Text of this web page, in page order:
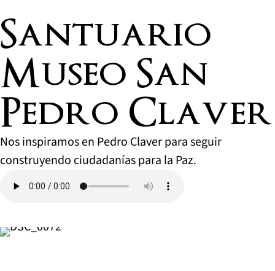
Santuario
Museo San
Pedro Claver
Nos inspiramos en Pedro Claver para seguir
construyendo ciudadanías para la Paz.